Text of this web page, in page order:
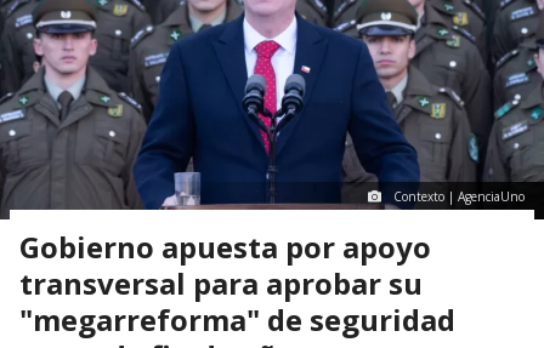
Contexto | AgenciaUno
Gobierno apuesta por apoyo
transversal para aprobar su
"megarreforma" de seguridad